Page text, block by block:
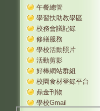
午餐總管
學習扶助教學區
校務會議記錄
修繕服務
學校活動照片
活動剪影
好棒網站群組
校園食材登錄平台
鼎金刊物
學校Gmail